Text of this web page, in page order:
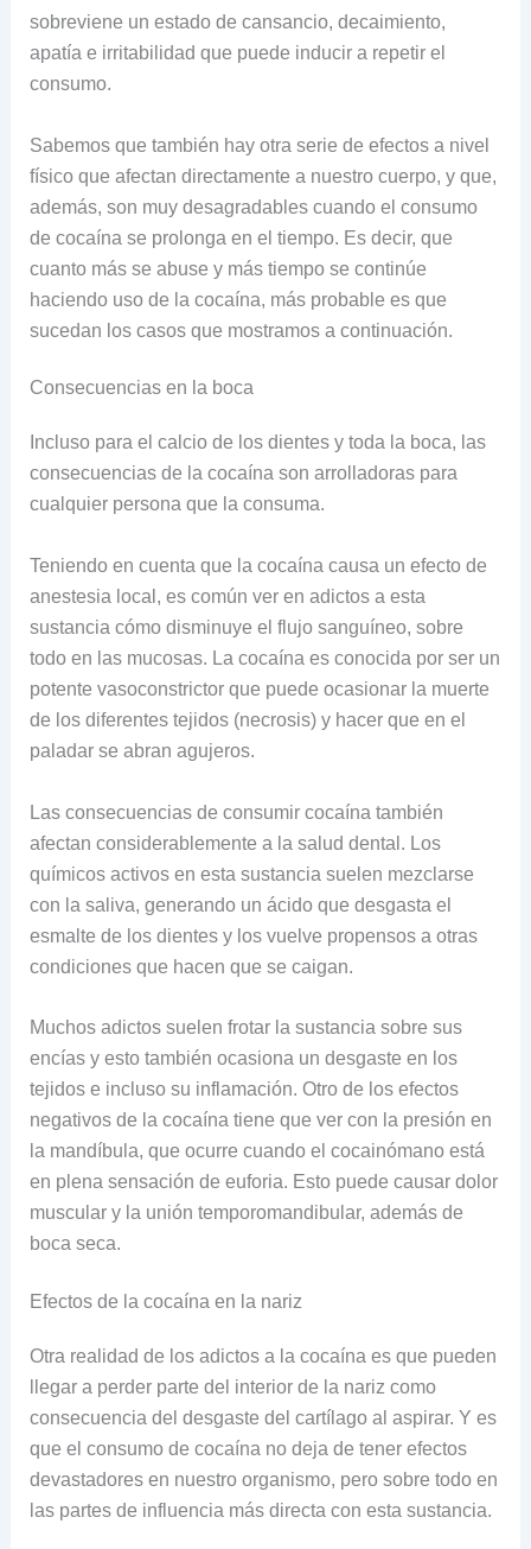
sobreviene un estado de cansancio, decaimiento,
apatía e irritabilidad que puede inducir a repetir el
consumo.
Sabemos que también hay otra serie de efectos a nivel
físico que afectan directamente a nuestro cuerpo, y que,
además, son muy desagradables cuando el consumo
de cocaína se prolonga en el tiempo. Es decir, que
cuanto más se abuse y más tiempo se continúe
haciendo uso de la cocaína, más probable es que
sucedan los casos que mostramos a continuación.
Consecuencias en la boca
Incluso para el calcio de los dientes y toda la boca, las
consecuencias de la cocaína son arrolladoras para
cualquier persona que la consuma.
Teniendo en cuenta que la cocaína causa un efecto de
anestesia local, es común ver en adictos a esta
sustancia cómo disminuye el flujo sanguíneo, sobre
todo en las mucosas. La cocaína es conocida por ser un
potente vasoconstrictor que puede ocasionar la muerte
de los diferentes tejidos (necrosis) y hacer que en el
paladar se abran agujeros.
Las consecuencias de consumir cocaína también
afectan considerablemente a la salud dental. Los
químicos activos en esta sustancia suelen mezclarse
con la saliva, generando un ácido que desgasta el
esmalte de los dientes y los vuelve propensos a otras
condiciones que hacen que se caigan.
Muchos adictos suelen frotar la sustancia sobre sus
encías y esto también ocasiona un desgaste en los
tejidos e incluso su inflamación. Otro de los efectos
negativos de la cocaína tiene que ver con la presión en
la mandíbula, que ocurre cuando el cocainómano está
en plena sensación de euforia. Esto puede causar dolor
muscular y la unión temporomandibular, además de
boca seca.
Efectos de la cocaína en la nariz
Otra realidad de los adictos a la cocaína es que pueden
llegar a perder parte del interior de la nariz como
consecuencia del desgaste del cartílago al aspirar. Y es
que el consumo de cocaína no deja de tener efectos
devastadores en nuestro organismo, pero sobre todo en
las partes de influencia más directa con esta sustancia.